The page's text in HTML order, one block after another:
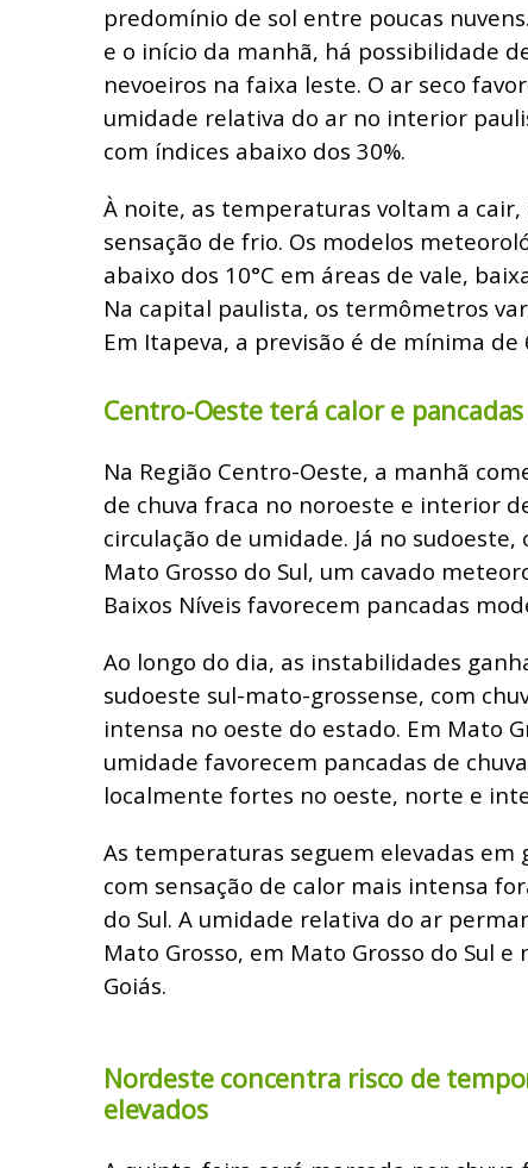
predomínio de sol entre poucas
e o início da manhã, há possibilidade
nevoeiros na faixa leste. O ar seco
umidade relativa do ar no interior
com índices abaixo dos 30%.
À noite, as temperaturas voltam a
sensação de frio. Os modelos
abaixo dos 10°C em áreas de vale,
Na capital paulista, os termômetros
Em Itapeva, a previsão é de mínima de
Centro-Oeste terá calor e
Na Região Centro-Oeste, a manhã
de chuva fraca no noroeste e interior
circulação de umidade. Já no
Mato Grosso do Sul, um cavado
Baixos Níveis favorecem pancadas
Ao longo do dia, as instabilidades
sudoeste sul-mato-grossense, com
intensa no oeste do estado. Em Mato
umidade favorecem pancadas de
localmente fortes no oeste, norte e
As temperaturas seguem elevadas
com sensação de calor mais intensa
do Sul. A umidade relativa do ar
Mato Grosso, em Mato Grosso do Sul
Goiás.
Nordeste concentra risco de
elevados